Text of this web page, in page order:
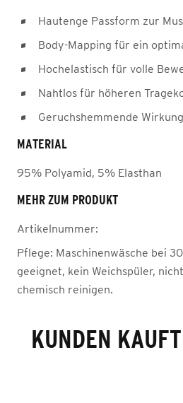
Hautenge Passform zur
Body-Mapping für ein
Hochelastisch für volle
Nahtlos für höheren
Geruchshemmende Wirkung
MATERIAL
95% Polyamid, 5% Elasthan
MEHR ZUM PRODUKT
Artikelnummer:
Pflege: Maschinenwäsche bei
geeignet, kein Weichspüler,
chemisch reinigen.
KUNDEN